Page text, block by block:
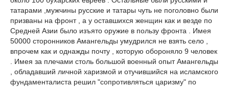
татарами ,мужчины русские и татары чуть не поголовно были
призваны на фронт , а у оставшихся женщин как и везде по
Средней Азии было изъято оружие в пользу фронта . Имея
50000 сторонников Амангельды умудрился не взять село ,
впрочем как и однажды почту , которую обороняло 9 человек
. Имея за плечами столь большой военный опыт Амангельды
, обладавший личной харизмой и отучившийся на исламского
фундаменталиста решил "сопротивляться царизму" по